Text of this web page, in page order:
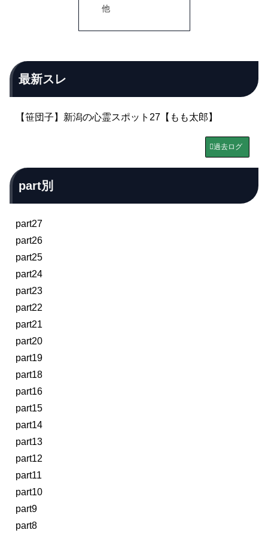
他
最新スレ
【笹団子】新潟の心霊スポット27【もも太郎】
過去ログ
part別
part27
part26
part25
part24
part23
part22
part21
part20
part19
part18
part16
part15
part14
part13
part12
part11
part10
part9
part8